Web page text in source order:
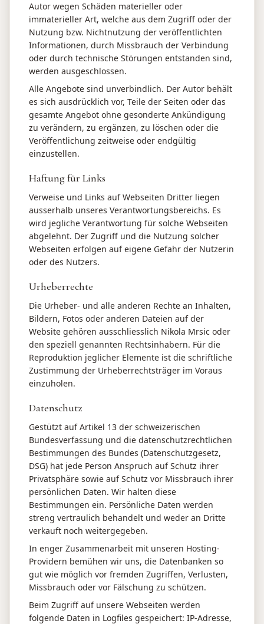
Autor wegen Schäden materieller oder
immaterieller Art, welche aus dem Zugriff oder der
Nutzung bzw. Nichtnutzung der veröffentlichten
Informationen, durch Missbrauch der Verbindung
oder durch technische Störungen entstanden sind,
werden ausgeschlossen.
Alle Angebote sind unverbindlich. Der Autor behält
es sich ausdrücklich vor, Teile der Seiten oder das
gesamte Angebot ohne gesonderte Ankündigung
zu verändern, zu ergänzen, zu löschen oder die
Veröffentlichung zeitweise oder endgültig
einzustellen.
Haftung für Links
Verweise und Links auf Webseiten Dritter liegen
ausserhalb unseres Verantwortungsbereichs. Es
wird jegliche Verantwortung für solche Webseiten
abgelehnt. Der Zugriff und die Nutzung solcher
Webseiten erfolgen auf eigene Gefahr der Nutzerin
oder des Nutzers.
Urheberrechte
Die Urheber- und alle anderen Rechte an Inhalten,
Bildern, Fotos oder anderen Dateien auf der
Website gehören ausschliesslich Nikola Mrsic oder
den speziell genannten Rechtsinhabern. Für die
Reproduktion jeglicher Elemente ist die schriftliche
Zustimmung der Urheberrechtsträger im Voraus
einzuholen.
Datenschutz
Gestützt auf Artikel 13 der schweizerischen
Bundesverfassung und die datenschutzrechtlichen
Bestimmungen des Bundes (Datenschutzgesetz,
DSG) hat jede Person Anspruch auf Schutz ihrer
Privatsphäre sowie auf Schutz vor Missbrauch ihrer
persönlichen Daten. Wir halten diese
Bestimmungen ein. Persönliche Daten werden
streng vertraulich behandelt und weder an Dritte
verkauft noch weitergegeben.
In enger Zusammenarbeit mit unseren Hosting-
Providern bemühen wir uns, die Datenbanken so
gut wie möglich vor fremden Zugriffen, Verlusten,
Missbrauch oder vor Fälschung zu schützen.
Beim Zugriff auf unsere Webseiten werden
folgende Daten in Logfiles gespeichert: IP-Adresse,